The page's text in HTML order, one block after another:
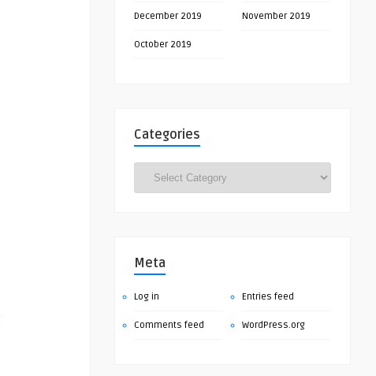
December 2019 November 2019
October 2019
Categories
Meta
Log in Entries feed
Comments feed WordPress.org